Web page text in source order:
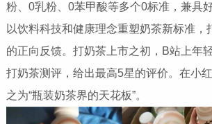
粉、0乳粉、0苯甲酸等多个0标准，兼具
以饮料科技和健康理念重塑奶茶新标准，
的正向反馈。打奶茶上市之初，B站上年
打奶茶测评，给出最高5星的评价。在小
之为“瓶装奶茶界的天花板”。